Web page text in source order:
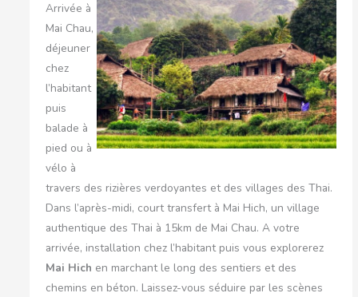
Arrivée à
Mai Chau,
déjeuner
chez
l’habitant
puis
balade à
pied ou à
vélo à
travers des rizières verdoyantes et des villages des Thai.
Dans l’après-midi, court transfert à Mai Hich, un village
authentique des Thai à 15km de Mai Chau. A votre
arrivée, installation chez l’habitant puis vous explorerez
Mai Hich en marchant le long des sentiers et des
chemins en béton. Laissez-vous séduire par les scènes